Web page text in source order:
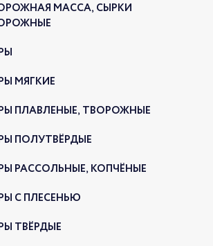
ПЕЛЬМЕНИ
МАССА, СЫРКИ
МЯГКИЕ
ПЛАВЛЕНЫЕ, ТВОРОЖНЫЕ
ПОЛУТВЁРДЫЕ
РАССОЛЬНЫЕ, КОПЧЁНЫЕ
С ПЛЕСЕНЬЮ
ТВЁРДЫЕ